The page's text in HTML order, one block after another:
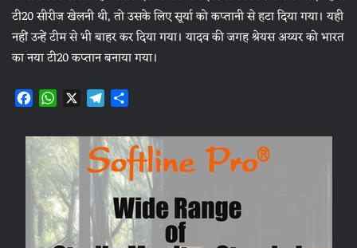
टी20 सीरीज खेलनी थी, तो उसके लिए सूर्या को कप्तानी से हटा दिया गया। यही
नहीं उन्हें टीम से भी बाहर कर दिया गया। यादव की जगह श्रेयस अय्यर को भारत
का नया टी20 कप्तान बनाया गया।
F
c
e
b
o
o
k
W
a
t
s
A
p
p
X T
l
e
g
r
a
m
a
r
e